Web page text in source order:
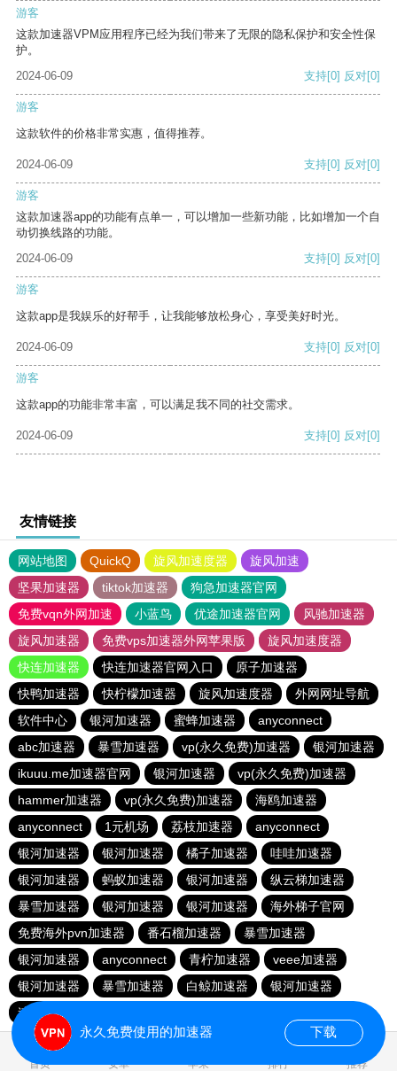
游客
这款加速器VPM应用程序已经为我们带来了无限的隐私保护和安全性保
护。
2024-06-09
支持[0] 反对[0]
游客
这款软件的价格非常实惠，值得推荐。
2024-06-09 支持[0] 反对[0]
游客
这款加速器app的功能有点单一，可以增加一些新功能，比如增加一个自
动切换线路的功能。
2024-06-09
支持[0] 反对[0]
游客
这款app是我娱乐的好帮手，让我能够放松身心，享受美好时光。
2024-06-09 支持[0] 反对[0]
游客
这款app的功能非常丰富，可以满足我不同的社交需求。
2024-06-09 支持[0] 反对[0]
友情链接
网站地图 QuickQ 旋风加速度器
旋风加速
坚果加速器
tiktok加速器
狗急加速器官网
免费vqn外网加速
小蓝鸟 优途加速器官网
风驰加速器
旋风加速器
免费vps加速器外网苹果版
旋风加速度器
快连加速器
快连加速器官网入口
原子加速器
快鸭加速器
快柠檬加速器 旋风加速度器
外网网址导航
软件中心
银河加速器 蜜蜂加速器
anyconnect
abc加速器
暴雪加速器 vp(永久免费)加速器
银河加速器
ikuuu.me加速器官网
银河加速器
vp(永久免费)加速器
hammer加速器
vp(永久免费)加速器
海鸥加速器
anyconnect
1元机场 荔枝加速器
anyconnect
银河加速器
银河加速器 橘子加速器
哇哇加速器
银河加速器
蚂蚁加速器 银河加速器
纵云梯加速器
暴雪加速器
银河加速器 银河加速器
海外梯子官网
免费海外pvn加速器
番石榴加速器
暴雪加速器
银河加速器
anyconnect 青柠加速器
veee加速器
银河加速器
暴雪加速器 白鲸加速器
银河加速器
速鹰666
首页 安卓 苹果 排行 推荐
永久免费使用的加速器 下载
0.848156s